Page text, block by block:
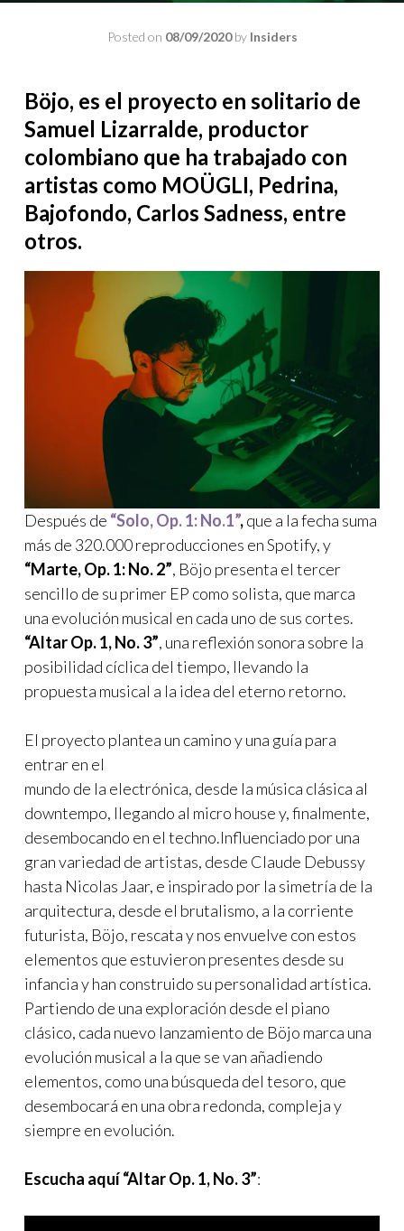
Posted on 08/09/2020by Insiders
Böjo, es el proyecto en solitario de
Samuel Lizarralde, productor
colombiano que ha trabajado con
artistas como MOÜGLI, Pedrina,
Bajofondo, Carlos Sadness, entre
otros.
Después de “Solo, Op. 1: No.1”,que a la fecha suma
más de 320.000 reproducciones en Spotify, y
“Marte, Op. 1: No. 2”, Böjo presenta el tercer
sencillo de su primer EP como solista, que marca
una evolución musical en cada uno de sus cortes.
“Altar Op. 1, No. 3”, una reflexión sonora sobre la
posibilidad cíclica del tiempo, llevando la
propuesta musical a la idea del eterno retorno.
El proyecto plantea un camino y una guía para
entrar en el
mundo de la electrónica, desde la música clásica al
downtempo, llegando al micro house y, finalmente,
desembocando en el techno.Influenciado por una
gran variedad de artistas, desde Claude Debussy
hasta Nicolas Jaar, e inspirado por la simetría de la
arquitectura, desde el brutalismo, a la corriente
futurista, Böjo, rescata y nos envuelve con estos
elementos que estuvieron presentes desde su
infancia y han construido su personalidad artística.
Partiendo de una exploración desde el piano
clásico, cada nuevo lanzamiento de Böjo marca una
evolución musical a la que se van añadiendo
elementos, como una búsqueda del tesoro, que
desembocará en una obra redonda, compleja y
siempre en evolución.
Escucha aquí“Altar Op. 1, No. 3”: